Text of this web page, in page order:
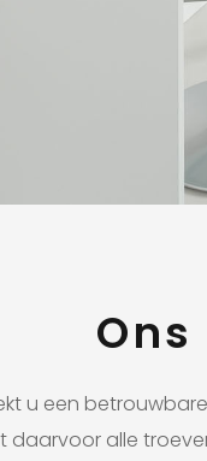
u een
daarvoor alle